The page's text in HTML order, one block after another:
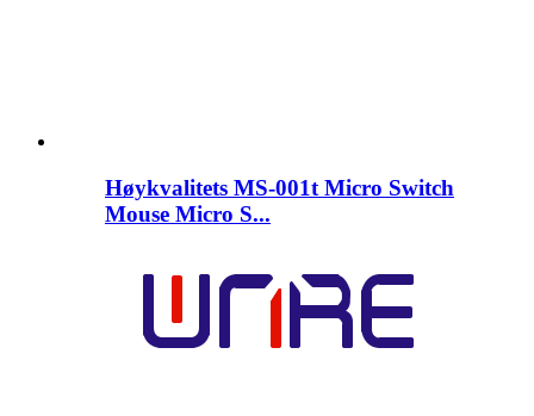
Høykvalitets MS-001t Micro Switch
Mouse Micro S...